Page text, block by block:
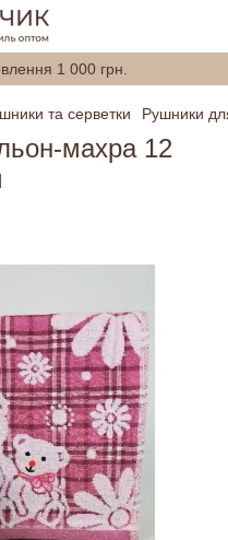
1 000 грн.
та серветки Рушники
махра 12